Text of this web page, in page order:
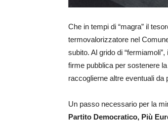
Che in tempi di “magra” il
termovalorizzatore nel
subito. Al grido di
firme pubblica per sostenere
raccoglierne altre eventuali da
Un passo necessario per la
Partito Democratico, Più